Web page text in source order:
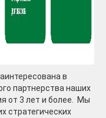
в
партнерства наших
от 3 лет и более. Мы
стратегических